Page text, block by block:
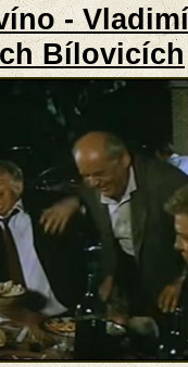
-
Bílovicích